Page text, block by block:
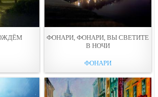
ФОНАРИ, ФОНАРИ, ВЫ СВЕТИТЕ
В НОЧИ
ФОНАРИ